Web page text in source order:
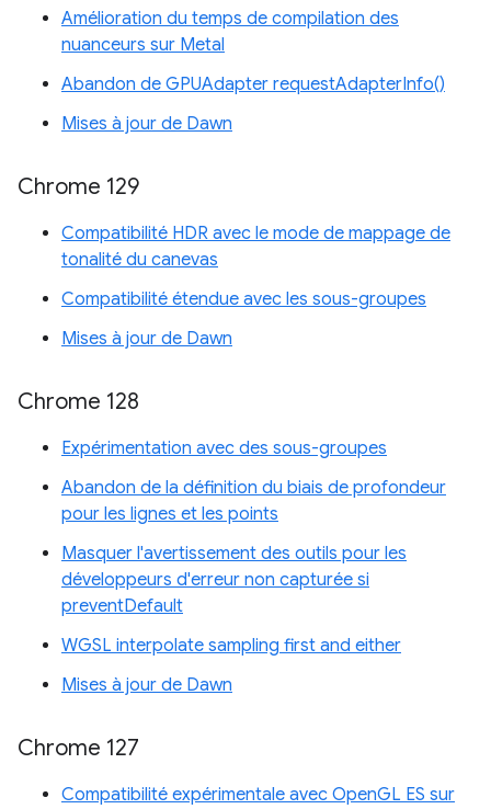
Amélioration du temps de compilation des
nuanceurs sur Metal
Abandon de GPUAdapter requestAdapterInfo()
Mises à jour de Dawn
Chrome 129
Compatibilité HDR avec le mode de mappage de
tonalité du canevas
Compatibilité étendue avec les sous-groupes
Mises à jour de Dawn
Chrome 128
Expérimentation avec des sous-groupes
Abandon de la définition du biais de profondeur
pour les lignes et les points
Masquer l'avertissement des outils pour les
développeurs d'erreur non capturée si
preventDefault
WGSL interpolate sampling first and either
Mises à jour de Dawn
Chrome 127
Compatibilité expérimentale avec OpenGL ES sur